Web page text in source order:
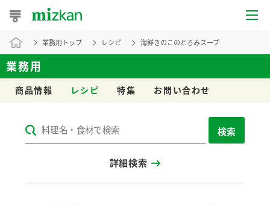
おうちレシピ
おすすめレシピ
レシピカテゴリ一覧
業務用トップ レシピ 海鮮きのこのとろみスープ
業務用
商品情報 レシピ 特集 お問い合わせ
検索
詳細検索